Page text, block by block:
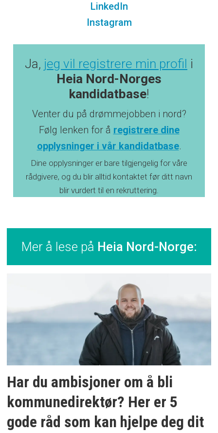
LinkedIn
Instagram
Ja, jeg vil registrere min profil i
Heia Nord-Norges
kandidatbase!
Venter du på drømmejobben i nord?
Følg lenken for å registrere dine
opplysninger i vår kandidatbase.
Dine opplysninger er bare tilgjengelig for våre
rådgivere, og du blir alltid kontaktet før ditt navn
blir vurdert til en rekruttering.
Mer å lese på Heia Nord-Norge:
Har du ambisjoner om å bli
kommunedirektør? Her er 5
gode råd som kan hjelpe deg dit